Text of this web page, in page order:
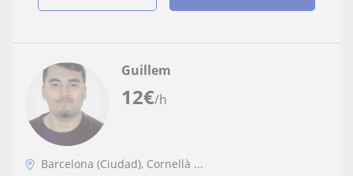
12€/h
Guillem
Barcelona (Ciudad), Cornellà ...